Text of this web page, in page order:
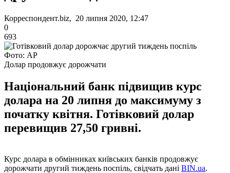
Корреспондент.biz, 20 липня 2020, 12:47
0
693
Фото: AP
Долар продовжує дорожчати
Національний банк підвищив курс
долара на 20 липня до максимуму з
початку квітня. Готівковий долар
перевищив 27,50 гривні.
Курс долара в обмінниках київських банків продовжує
дорожчати другий тиждень поспіль, свідчать дані BIN.ua.